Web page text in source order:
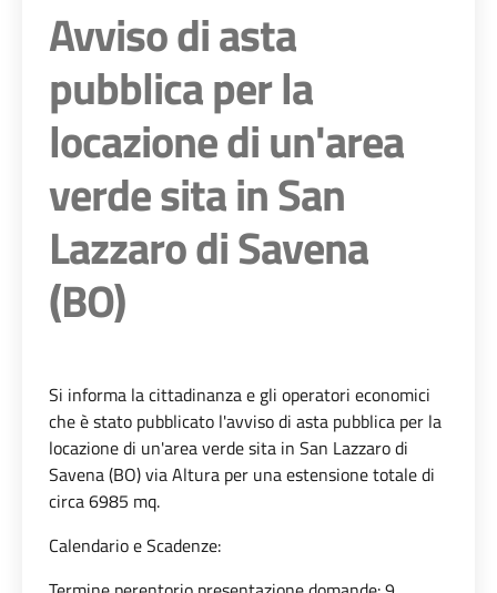
Avviso di asta
pubblica per la
locazione di un'area
verde sita in San
Lazzaro di Savena
(BO)
Si informa la cittadinanza e gli operatori economici
che è stato pubblicato l'avviso di asta pubblica per la
locazione di un'area verde sita in San Lazzaro di
Savena (BO) via Altura per una estensione totale di
circa 6985 mq.
Calendario e Scadenze: